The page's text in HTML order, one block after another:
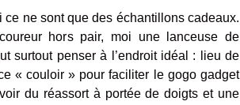
ce ne sont que des échantillons cadeaux.
hors pair, moi une lanceuse de
surtout penser à l’endroit idéal : lieu de
« couloir » pour faciliter le gogo gadget
du réassort à portée de doigts et une